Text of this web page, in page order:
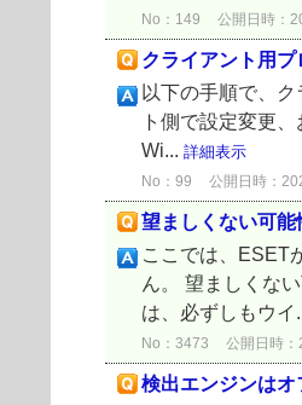
No：149 公開日時：
クライアント用
以下の手順で、
ト側で設定変更
Wi... 詳細表示
No：99 公開日時：
望ましくない可
ここでは、ESET
ん。 望ましくな
は、必ずしもウイ
No：3473 公開日時
検出エンジンはオ